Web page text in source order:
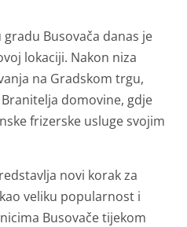
gradu Busovača danas je
lokaciji. Nakon niza
na Gradskom trgu,
domovine, gdje
frizerske usluge svojim
novi korak za
veliku popularnost i
Busovače tijekom